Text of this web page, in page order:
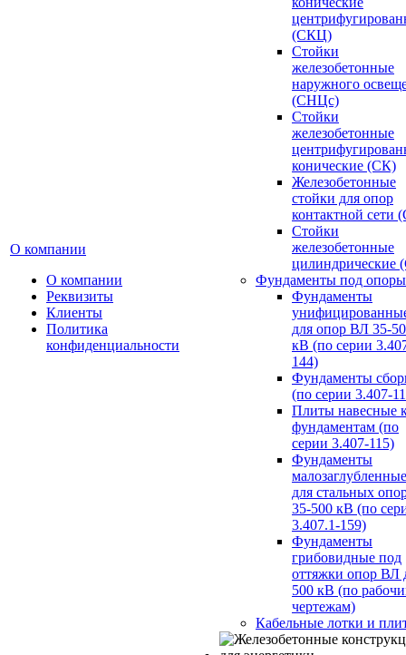
О компании
О компании
Реквизиты
Клиенты
Политика
конфиденциальности
(СКЦ)
Стойки
железобетонные
наружного
(СНЦс)
Стойки
железобетонные
конические (СК)
Железобетонные
стойки для опор
контактной сети
Стойки
железобетонные
цилиндрические
Фундаменты под опоры
Фундаменты
для опор ВЛ 35-
кВ (по серии
144)
Фундаменты
(по серии 3.407-
Плиты навесные
фундаментам (по
серии 3.407-115)
Фундаменты
малозаглубленные
для стальных
35-500 кВ (по
3.407.1-159)
Фундаменты
грибовидные под
оттяжки опор ВЛ
500 кВ (по
чертежам)
Кабельные лотки и